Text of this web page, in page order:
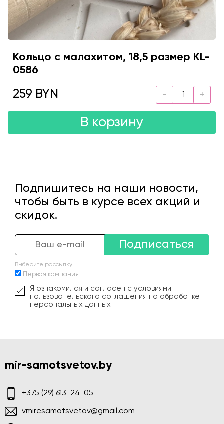
Кольцо с малахитом, 18,5 размер KL-
0586
259 BYN
В корзину
Подпишитесь на наши новости,
чтобы быть в курсе всех акций и
скидок.
Подписаться
Выберите рассылку
Первая кампания
Я ознакомился и согласен с условиями
пользовательского соглашения по обработке
персональных данных
mir-samotsvetov.by
+375 (29) 613-24-05
vmiresamotsvetov@gmail.com